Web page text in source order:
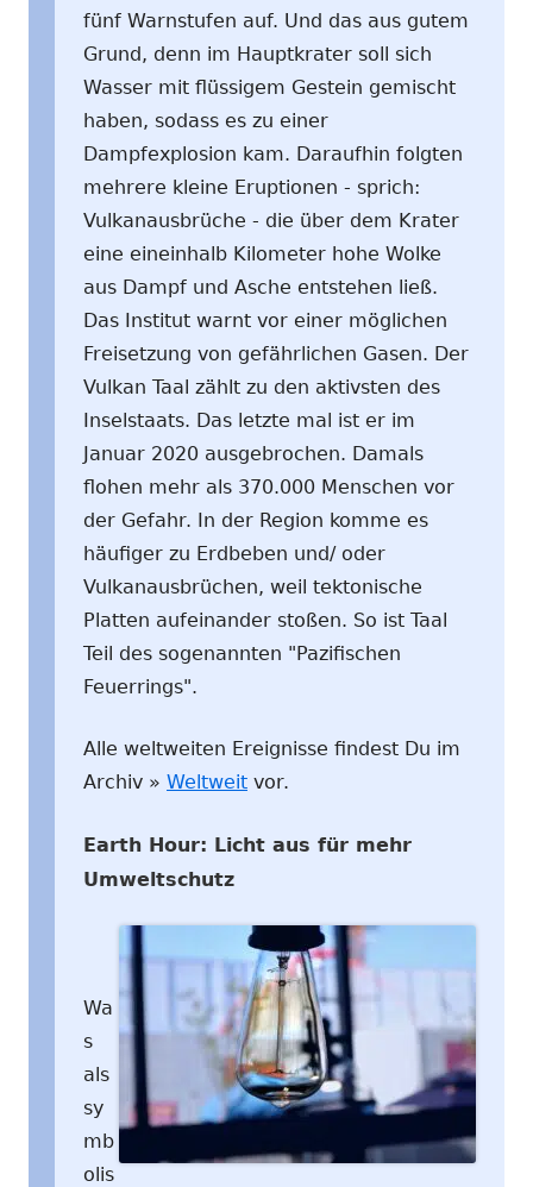
fünf Warnstufen auf. Und das aus gutem
Grund, denn im Hauptkrater soll sich
Wasser mit flüssigem Gestein gemischt
haben, sodass es zu einer
Dampfexplosion kam. Daraufhin folgten
mehrere kleine Eruptionen - sprich:
Vulkanausbrüche - die über dem Krater
eine eineinhalb Kilometer hohe Wolke
aus Dampf und Asche entstehen ließ.
Das Institut warnt vor einer möglichen
Freisetzung von gefährlichen Gasen. Der
Vulkan Taal zählt zu den aktivsten des
Inselstaats. Das letzte mal ist er im
Januar 2020 ausgebrochen. Damals
flohen mehr als 370.000 Menschen vor
der Gefahr. In der Region komme es
häufiger zu Erdbeben und/ oder
Vulkanausbrüchen, weil tektonische
Platten aufeinander stoßen. So ist Taal
Teil des sogenannten "Pazifischen
Feuerrings".
Alle weltweiten Ereignisse findest Du im
Archiv » Weltweit vor.
Earth Hour: Licht aus für mehr
Umweltschutz
Wa
s
als
sy
mb
olis